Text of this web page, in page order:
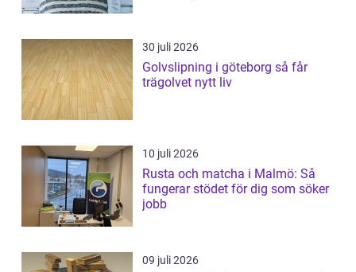
30 juli 2026
Golvslipning i göteborg så får
trägolvet nytt liv
10 juli 2026
Rusta och matcha i Malmö: Så
fungerar stödet för dig som söker
jobb
09 juli 2026